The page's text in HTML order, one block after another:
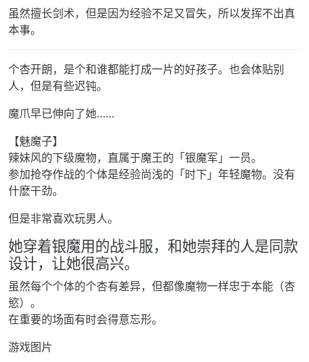
虽然擅长剑术，但是因为经验不足又冒失，所以发挥不出真
本事。
个杏开朗，是个和谁都能打成一片的好孩子。也会体贴别
人，但是有些迟钝。
魔爪早已伸向了她……
【魅魔子】
辣妹风的下级魔物，直属于魔王的「银魔军」一员。
参加抢夺作战的个体是经验尚浅的「时下」年轻魔物。没有
什麽干劲。
但是非常喜欢玩男人。
她穿着银魔用的战斗服，和她崇拜的人是同款
设计，让她很高兴。
虽然每个个体的个杏有差异，但都像魔物一样忠于本能（杏
慾）。
在重要的场面有时会得意忘形。
游戏图片